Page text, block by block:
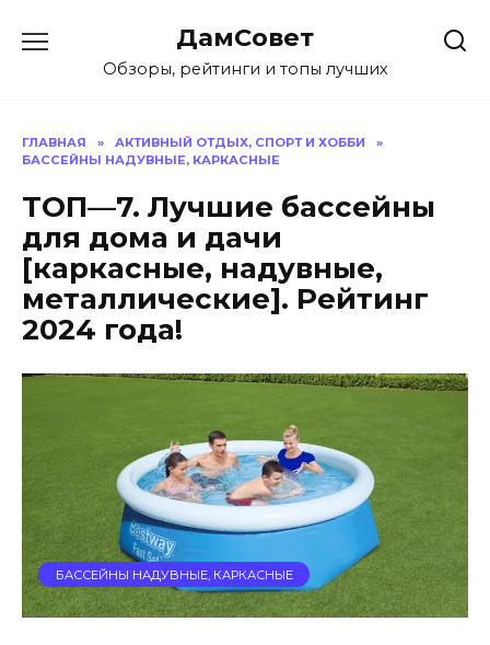
содержанию
ДамСовет
Обзоры, рейтинги и топы лучших
ГЛАВНАЯ » АКТИВНЫЙ ОТДЫХ, СПОРТ И ХОББИ
»
БАССЕЙНЫ НАДУВНЫЕ, КАРКАСНЫЕ
ТОП—7. Лучшие бассейны
для дома и дачи
[каркасные, надувные,
металлические]. Рейтинг
2024 года!
БАССЕЙНЫ НАДУВНЫЕ, КАРКАСНЫЕ